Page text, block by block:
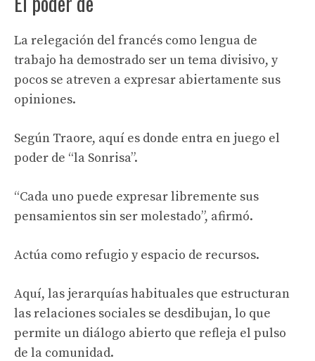
La relegación del francés como lengua de
trabajo ha demostrado ser un tema divisivo, y
pocos se atreven a expresar abiertamente sus
opiniones.
Según Traore, aquí es donde entra en juego el
poder de “la Sonrisa”.
“Cada uno puede expresar libremente sus
pensamientos sin ser molestado”, afirmó.
Actúa como refugio y espacio de recursos.
Aquí, las jerarquías habituales que estructuran
las relaciones sociales se desdibujan, lo que
permite un diálogo abierto que refleja el pulso
de la comunidad.